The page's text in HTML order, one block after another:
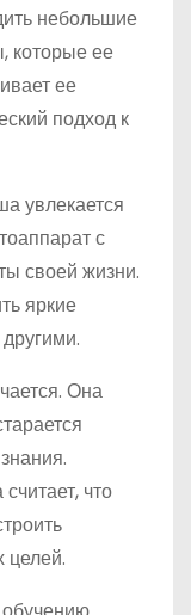
небольшие
которые ее
ее
подход к
увлекается
с
своей жизни.
яркие
Она
что
целей.